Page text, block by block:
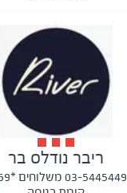
ריבר נודלס בר
03-5445449 משלוחים *6969